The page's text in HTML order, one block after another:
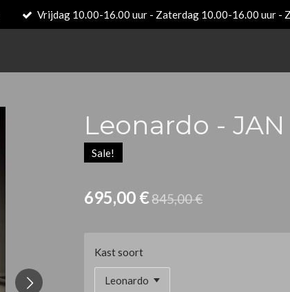
Vrijdag 10.00-16.00 uur - Zaterdag 10.00-16.00 uur -
Leonardo -
Sale!
695,00 €845,00 €
Kast soort